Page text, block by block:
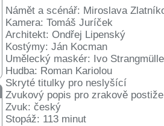
Námět a scénář: Miroslava
Kamera: Tomáš Juríček
Architekt: Ondřej Lipenský
Kostýmy: Ján Kocman
Umělecký maskér: Ivo
Hudba: Roman Kariolou
Skryté titulky pro neslyšící
Zvukový popis pro zrakově
Zvuk: český
Stopáž: 113 minut